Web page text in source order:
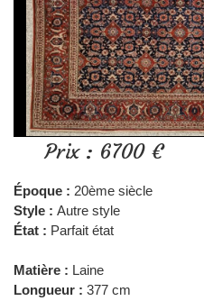
Prix : 6700 €
Époque : 20ème siècle
Style : Autre style
État : Parfait état
Matière : Laine
Longueur : 377 cm